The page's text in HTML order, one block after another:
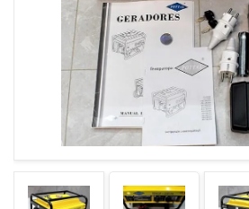
КОНТАКТИ
(093) 170-98-23